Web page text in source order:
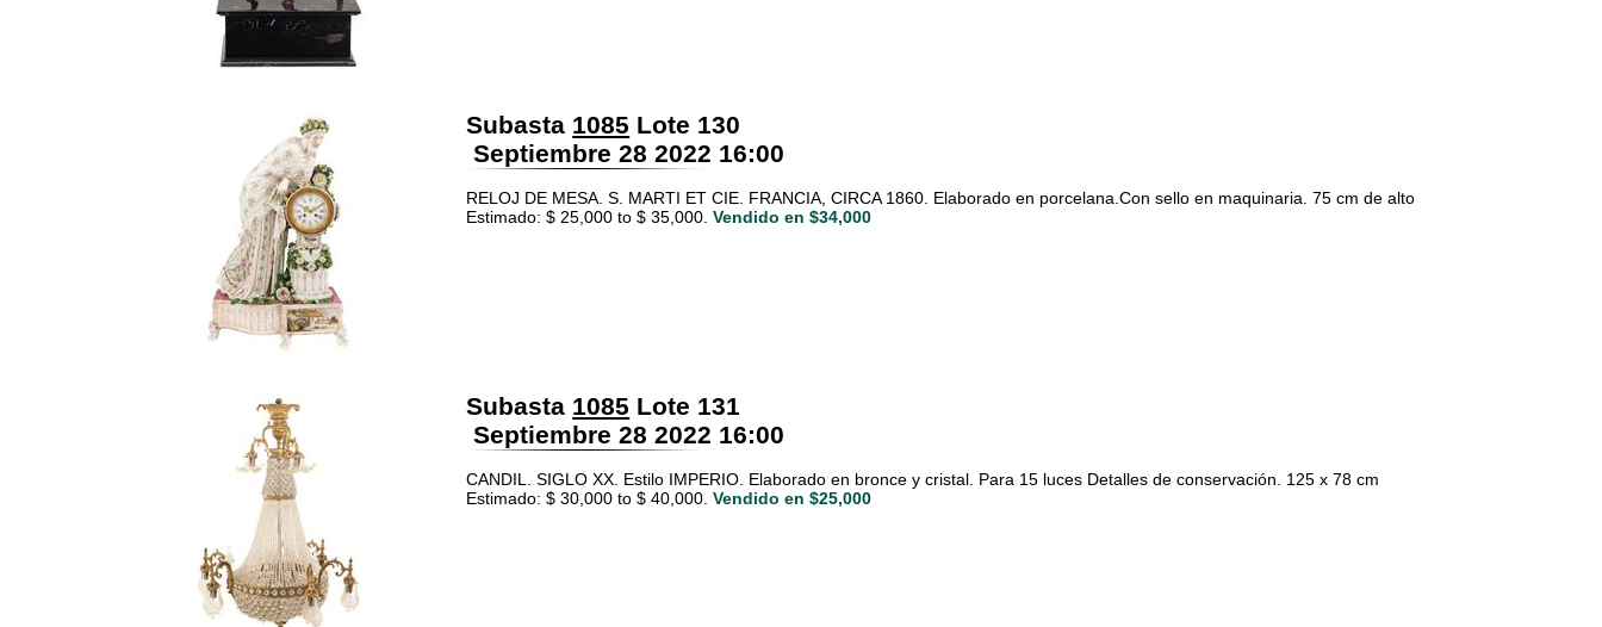
Subasta 1085 Lote 130
Septiembre 28 2022 16:00
RELOJ DE MESA. S. MARTI ET CIE. FRANCIA, CIRCA 1860. Elaborado en porcelana.Con sello en maquinaria. 75 cm de alto
Estimado: $ 25,000 to $ 35,000. Vendido en $34,000
Subasta 1085 Lote 131
Septiembre 28 2022 16:00
CANDIL. SIGLO XX. Estilo IMPERIO. Elaborado en bronce y cristal. Para 15 luces Detalles de conservación. 125 x 78 cm
Estimado: $ 30,000 to $ 40,000. Vendido en $25,000